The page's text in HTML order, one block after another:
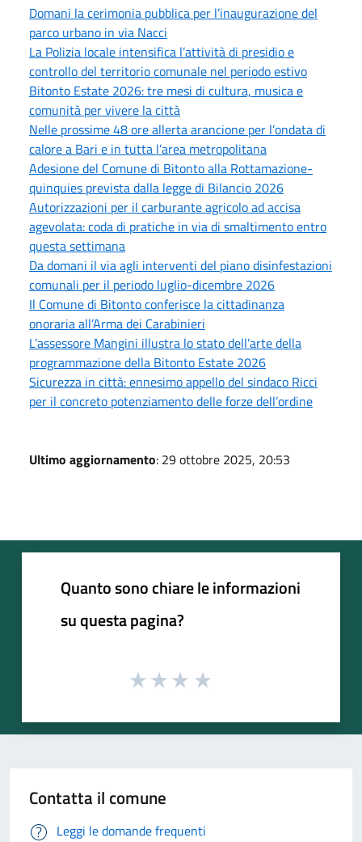
Domani la cerimonia pubblica per l’inaugurazione del
parco urbano in via Nacci
La Polizia locale intensifica l’attività di presidio e
controllo del territorio comunale nel periodo estivo
Bitonto Estate 2026: tre mesi di cultura, musica e
comunità per vivere la città
Nelle prossime 48 ore allerta arancione per l’ondata di
calore a Bari e in tutta l’area metropolitana
Adesione del Comune di Bitonto alla Rottamazione-
quinquies prevista dalla legge di Bilancio 2026
Autorizzazioni per il carburante agricolo ad accisa
agevolata: coda di pratiche in via di smaltimento entro
questa settimana
Da domani il via agli interventi del piano disinfestazioni
comunali per il periodo luglio-dicembre 2026
Il Comune di Bitonto conferisce la cittadinanza
onoraria all’Arma dei Carabinieri
L’assessore Mangini illustra lo stato dell’arte della
programmazione della Bitonto Estate 2026
Sicurezza in città: ennesimo appello del sindaco Ricci
per il concreto potenziamento delle forze dell’ordine
Ultimo aggiornamento: 29 ottobre 2025, 20:53
Quanto sono chiare le informazioni
su questa pagina?
Contatta il comune
Leggi le domande frequenti